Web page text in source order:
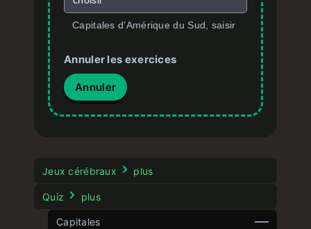
Capitales d’Amérique du Sud, saisir
Annuler les exercices
Annuler
Jeux cérébraux plus
Quiz plus
Capitales